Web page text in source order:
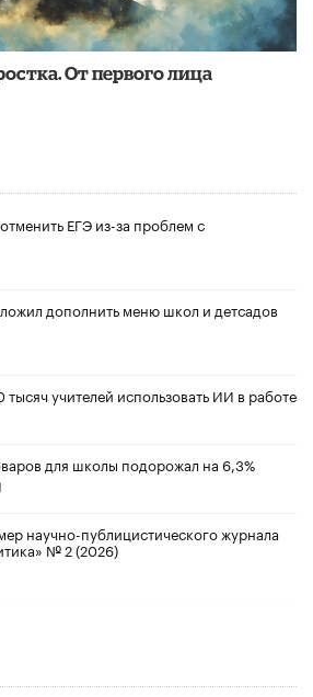
От первого лица
ЕГЭ из-за проблем с
дополнить меню школ и детсадов
учителей использовать ИИ в работе
для школы подорожал на 6,3%
научно-публицистического журнала
№ 2 (2026)